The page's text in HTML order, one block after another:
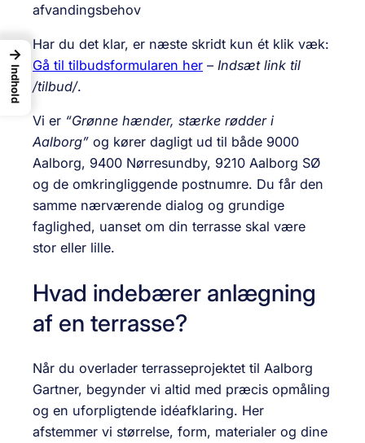
afvandingsbehov
Har du det klar, er næste skridt kun ét klik væk:
Gå til tilbudsformularen her – Indsæt link til
/tilbud/.
Vi er “Grønne hænder, stærke rødder i
Aalborg” og kører dagligt ud til både 9000
Aalborg, 9400 Nørresundby, 9210 Aalborg SØ
og de omkringliggende postnumre. Du får den
samme nærværende dialog og grundige
faglighed, uanset om din terrasse skal være
stor eller lille.
Hvad indebærer anlægning
af en terrasse?
Når du overlader terrasseprojektet til Aalborg
Gartner, begynder vi altid med præcis opmåling
og en uforpligtende idéafklaring. Her
afstemmer vi størrelse, form, materialer og dine
→
Indhold